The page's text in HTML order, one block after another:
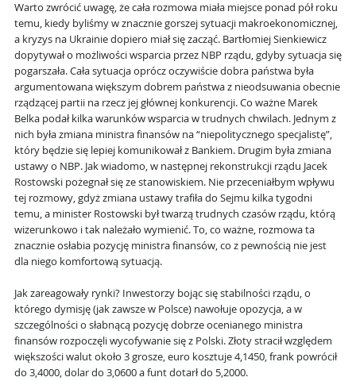
Warto zwrócić uwagę, że cała rozmowa miała miejsce ponad pół roku
temu, kiedy byliśmy w znacznie gorszej sytuacji makroekonomicznej,
a kryzys na Ukrainie dopiero miał się zacząć. Bartłomiej Sienkiewicz
dopytywał o możliwości wsparcia przez NBP rządu, gdyby sytuacja się
pogarszała. Cała sytuacja oprócz oczywiście dobra państwa była
argumentowana większym dobrem państwa z nieodsuwania obecnie
rządzącej partii na rzecz jej głównej konkurencji. Co ważne Marek
Belka podał kilka warunków wsparcia w trudnych chwilach. Jednym z
nich była zmiana ministra finansów na “niepolitycznego specjalistę”,
który będzie się lepiej komunikował z Bankiem. Drugim była zmiana
ustawy o NBP. Jak wiadomo, w następnej rekonstrukcji rządu Jacek
Rostowski pożegnał się ze stanowiskiem. Nie przeceniałbym wpływu
tej rozmowy, gdyż zmiana ustawy trafiła do Sejmu kilka tygodni
temu, a minister Rostowski był twarzą trudnych czasów rządu, którą
wizerunkowo i tak należało wymienić. To, co ważne, rozmowa ta
znacznie osłabia pozycję ministra finansów, co z pewnością nie jest
dla niego komfortową sytuacją.
Jak zareagowały rynki? Inwestorzy bojąc się stabilności rządu, o
którego dymisję (jak zawsze w Polsce) nawołuje opozycja, a w
szczególności o słabnącą pozycję dobrze ocenianego ministra
finansów rozpoczęli wycofywanie się z Polski. Złoty stracił względem
większości walut około 3 grosze, euro kosztuje 4,1450, frank powrócił
do 3,4000, dolar do 3,0600 a funt dotarł do 5,2000.